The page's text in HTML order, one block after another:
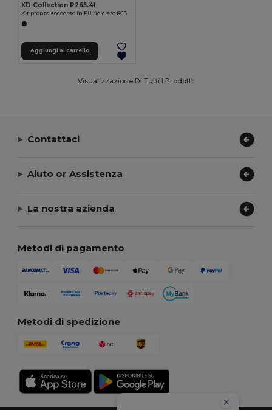
XD Collection P265.41
Kit pronto soccorso in PU riciclato RCS
Aggiungi al carrello
Visualizzazione Di Tutti I Prodotti.
Contattaci
Aiuto or Assistenza
La nostra azienda
Metodi di pagamento
Metodi di spedizione